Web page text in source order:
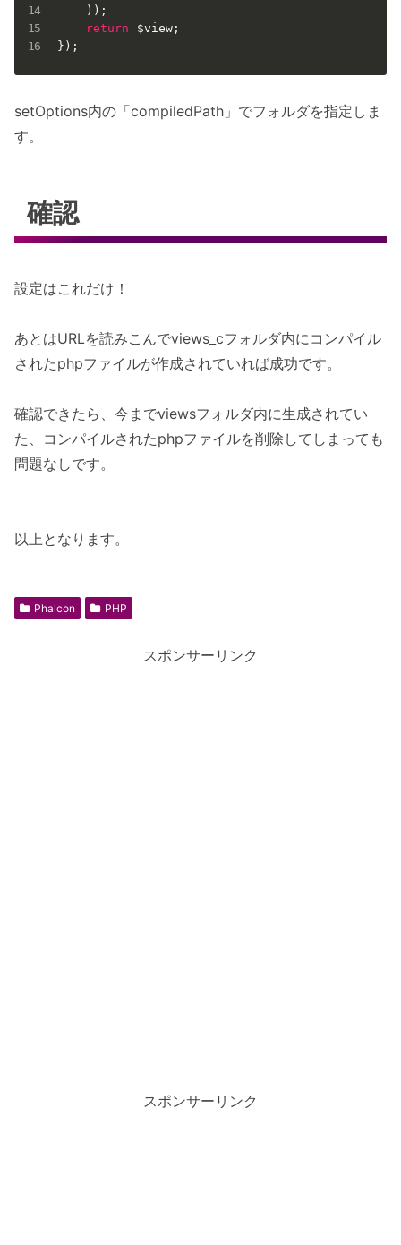
) ) ;
return
$view ;
} ) ;
setOptions内の「compiledPath」でフォルダを指定しま
す。
確認
設定はこれだけ！
あとはURLを読みこんでviews_cフォルダ内にコンパイル
されたphpファイルが作成されていれば成功です。
確認できたら、今までviewsフォルダ内に生成されてい
た、コンパイルされたphpファイルを削除してしまっても
問題なしです。
以上となります。
Phalcon PHP
スポンサーリンク
スポンサーリンク